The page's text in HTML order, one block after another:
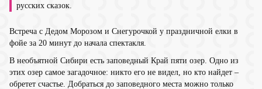
русских сказок.
Встреча с Дедом Морозом и Снегурочкой у праздничной елки в
фойе за 20 минут до начала спектакля.
В необъятной Сибири есть заповедный Край пяти озер. Одно из
этих озер самое загадочное: никто его не видел, но кто найдет –
обретет счастье. Добраться до заповедного места можно только